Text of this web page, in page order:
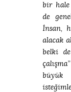
bir
de
İnsan,
alacak
belki
büyük